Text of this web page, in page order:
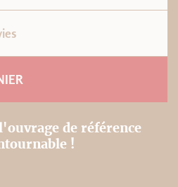
de référence
!